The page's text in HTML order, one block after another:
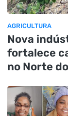
AGRICULTURA
Nova
fortalece
no Norte